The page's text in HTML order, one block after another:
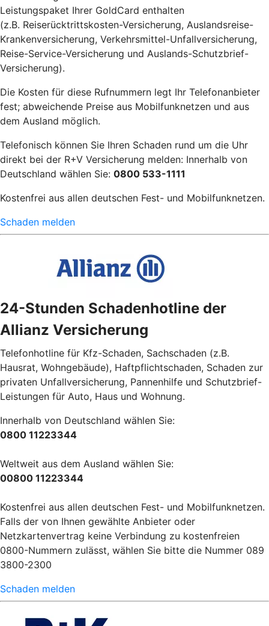
Leistungspaket Ihrer GoldCard enthalten
(z.B. Reiserücktrittskosten-Versicherung, Auslandsreise-
Krankenversicherung, Verkehrsmittel-Unfallversicherung,
Reise-Service-Versicherung und Auslands-Schutzbrief-
Versicherung).
Die Kosten für diese Rufnummern legt Ihr Telefonanbieter
fest; abweichende Preise aus Mobilfunknetzen und aus
dem Ausland möglich.
Telefonisch können Sie Ihren Schaden rund um die Uhr
direkt bei der R+V Versicherung melden: Innerhalb von
Deutschland wählen Sie: 0800 533-1111
Kostenfrei aus allen deutschen Fest- und Mobilfunknetzen.
Schaden melden
24-Stunden Schadenhotline der
Allianz Versicherung
Telefonhotline für Kfz-Schaden, Sachschaden (z.B.
Hausrat, Wohngebäude), Haftpflichtschaden, Schaden zur
privaten Unfallversicherung, Pannenhilfe und Schutzbrief-
Leistungen für Auto, Haus und Wohnung.
Innerhalb von Deutschland wählen Sie:
0800 11223344
Weltweit aus dem Ausland wählen Sie:
00800 11223344
Kostenfrei aus allen deutschen Fest- und Mobilfunknetzen.
Falls der von Ihnen gewählte Anbieter oder
Netzkartenvertrag keine Verbindung zu kostenfreien
0800-Nummern zulässt, wählen Sie bitte die Nummer 089
3800-2300
Schaden melden